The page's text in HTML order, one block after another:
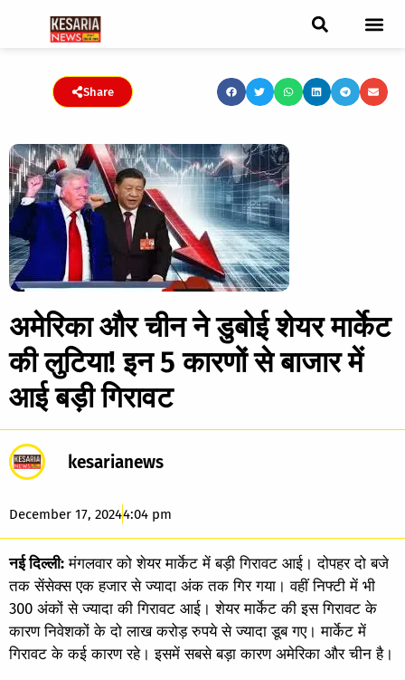
Share
अमेरिका और चीन ने डुबोई शेयर मार्केट
की लुटिया! इन 5 कारणों से बाजार में
आई बड़ी गिरावट
kesarianews
December 17, 20244:04 pm
नई दिल्ली:मंगलवार को शेयर मार्केट में बड़ी गिरावट आई। दोपहर दो बजे
तक सेंसेक्स एक हजार से ज्यादा अंक तक गिर गया। वहीं निफ्टी में भी
300 अंकों से ज्यादा की गिरावट आई। शेयर मार्केट की इस गिरावट के
कारण निवेशकों के दो लाख करोड़ रुपये से ज्यादा डूब गए। मार्केट में
गिरावट के कई कारण रहे। इसमें सबसे बड़ा कारण अमेरिका और चीन है।